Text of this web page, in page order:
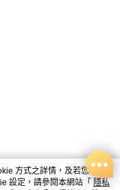
方式之詳情，及若您不希
設定，請參閱本網站「 隱私